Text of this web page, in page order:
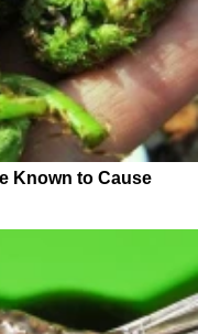
Known to Cause